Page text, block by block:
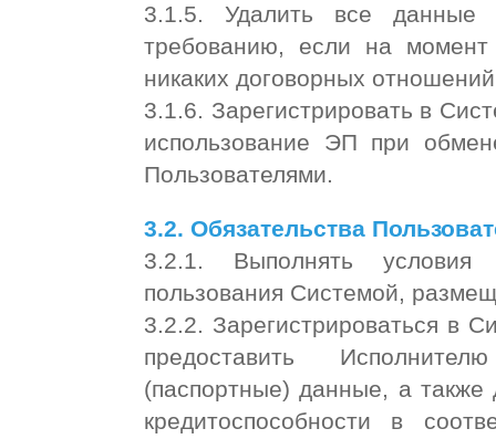
3.1.5. Удалить все данные
требованию, если на момент
никаких договорных
3.1.6. Зарегистрировать в
использование ЭП при
Пользователями.
3.2. Обязательства
3.2.1. Выполнять
пользования Системой,
3.2.2. Зарегистрироваться в
предоставить
(паспортные) данные, а
кредитоспособности в